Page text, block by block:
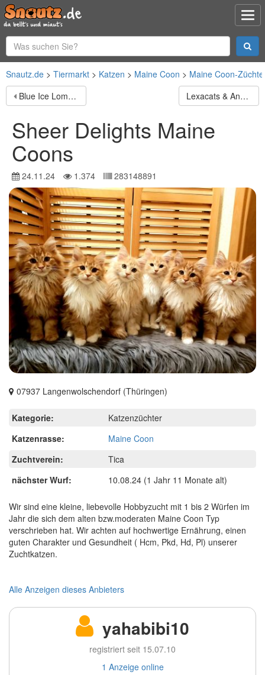
Snautz.de Tiermarkt Katzen Maine Coon
Maine Coon-
Blue Ice Lombardi
Lexacats & Annikats Orientalisch Kurzhaar Katzen
Sheer Delights Maine
Coons
24.11.24 1.374 283148891
07937 Langenwolschendorf (Thüringen)
Kategorie:
Katzenzüchter
Katzenrasse:
Maine Coon
Zuchtverein:
Tica
nächster Wurf:
10.08.24 (1 Jahr 11 Monate alt)
Wir sind eine kleine, liebevolle Hobbyzucht mit 1 bis 2 Würfen im
Jahr die sich dem alten bzw.moderaten Maine Coon Typ
verschrieben hat. Wir achten auf hochwertige Ernährung, einen
guten Charakter und Gesundheit ( Hcm, Pkd, Hd, Pl) unserer
Zuchtkatzen.
Alle Anzeigen dieses Anbieters
yahabibi10
registriert seit 15.07.10
1 Anzeige online